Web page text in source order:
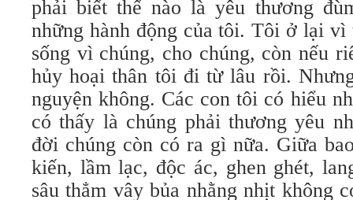
phải biết thế nào là yêu thương
những hành động của tôi. Tôi ở lại vì
sống vì chúng, cho chúng, còn nếu
hủy hoại thân tôi đi từ lâu rồi.
nguyện không. Các con tôi có hiểu
có thấy là chúng phải thương yêu
đời chúng còn có ra gì nữa. Giữa
kiến, lầm lạc, độc ác, ghen ghét,
sâu thẳm vây bủa nhằng nhịt không